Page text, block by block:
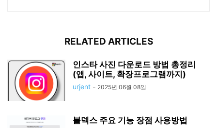
RELATED ARTICLES
인스타 사진 다운로드 방법 총정리
(앱, 사이트, 확장프로그램까지)
urjent - 2025년 06월 08일
블덱스 주요 기능 장점 사용방법